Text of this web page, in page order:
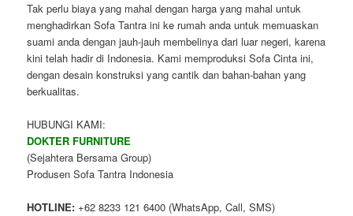
Tak perlu biaya yang mahal dengan harga yang mahal untuk
menghadirkan Sofa Tantra ini ke rumah anda untuk memuaskan
suami anda dengan jauh-jauh membelinya dari luar negeri, karena
kini telah hadir di Indonesia. Kami memproduksi Sofa Cinta ini,
dengan desain konstruksi yang cantik dan bahan-bahan yang
berkualitas.
HUBUNGI KAMI:
DOKTER FURNITURE
(Sejahtera Bersama Group)
Produsen Sofa Tantra Indonesia
HOTLINE: +62 8233 121 6400 (WhatsApp, Call, SMS)